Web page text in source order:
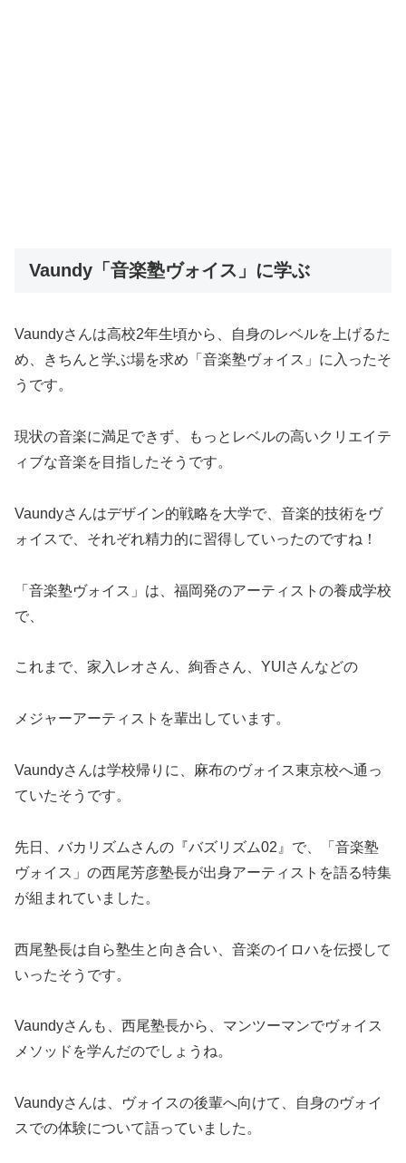
Vaundy「音楽塾ヴォイス」に学ぶ
Vaundyさんは高校2年生頃から、自身のレベルを上げるた
め、きちんと学ぶ場を求め「音楽塾ヴォイス」に入ったそ
うです。
現状の音楽に満足できず、もっとレベルの高いクリエイテ
ィブな音楽を目指したそうです。
Vaundyさんはデザイン的戦略を大学で、音楽的技術をヴ
ォイスで、それぞれ精力的に習得していったのですね！
「音楽塾ヴォイス」は、福岡発のアーティストの養成学校
で、
これまで、家入レオさん、絢香さん、YUIさんなどの
メジャーアーティストを輩出しています。
Vaundyさんは学校帰りに、麻布のヴォイス東京校へ通っ
ていたそうです。
先日、バカリズムさんの『バズリズム02』で、「音楽塾
ヴォイス」の西尾芳彦塾長が出身アーティストを語る特集
が組まれていました。
西尾塾長は自ら塾生と向き合い、音楽のイロハを伝授して
いったそうです。
Vaundyさんも、西尾塾長から、マンツーマンでヴォイス
メソッドを学んだのでしょうね。
Vaundyさんは、ヴォイスの後輩へ向けて、自身のヴォイ
スでの体験について語っていました。